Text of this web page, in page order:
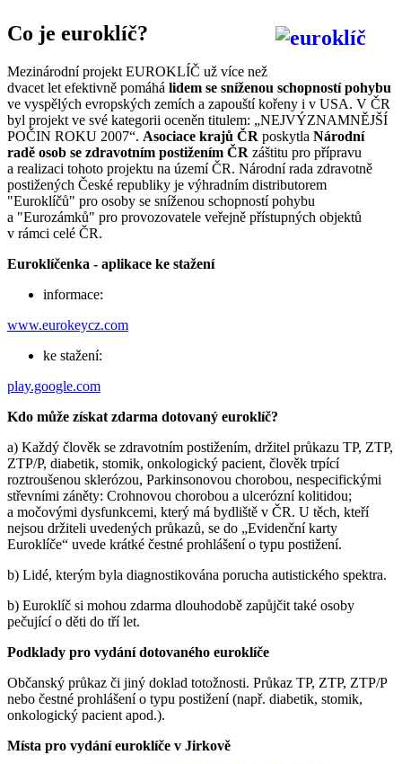
Co je euroklíč?
Mezinárodní projekt EUROKLÍČ už více než
dvacet let efektivně pomáhá lidem se sníženou schopností pohybu
ve vyspělých evropských zemích a zapouští kořeny i v USA. V ČR
byl projekt ve své kategorii oceněn titulem: „NEJVÝZNAMNĚJŠÍ
POČIN ROKU 2007“. Asociace krajů ČR poskytla Národní
radě osob se zdravotním postižením ČR záštitu pro přípravu
a realizaci tohoto projektu na území ČR. Národní rada zdravotně
postižených České republiky je výhradním distributorem
"Euroklíčů" pro osoby se sníženou schopností pohybu
a "Eurozámků" pro provozovatele veřejně přístupných objektů
v rámci celé ČR.
Euroklíčenka - aplikace ke stažení
informace:
www.eurokeycz.com
ke stažení:
play.google.com
Kdo může získat zdarma dotovaný euroklíč?
a) Každý člověk se zdravotním postižením, držitel průkazu TP, ZTP,
ZTP/P, diabetik, stomik, onkologický pacient, člověk trpící
roztroušenou sklerózou, Parkinsonovou chorobou, nespecifickými
střevními záněty: Crohnovou chorobou a ulcerózní kolitidou;
a močovými dysfunkcemi, který má bydliště v ČR. U těch, kteří
nejsou držiteli uvedených průkazů, se do „Evidenční karty
Euroklíče“ uvede krátké čestné prohlášení o typu postižení.
b) Lidé, kterým byla diagnostikována porucha autistického spektra.
b) Euroklíč si mohou zdarma dlouhodobě zapůjčit také osoby
pečující o děti do tří let.
Podklady pro vydání dotovaného euroklíče
Občanský průkaz či jiný doklad totožnosti. Průkaz TP, ZTP, ZTP/P
nebo čestné prohlášení o typu postižení (např. diabetik, stomik,
onkologický pacient apod.).
Místa pro vydání euroklíče v Jirkově